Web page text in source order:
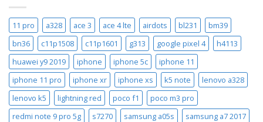
11 pro a328 ace 3 ace 4 lte airdots bl231
bm39
bn36
c11p1508 c11p1601 g313 google pixel 4
h4113
huawei y9 2019
iphone iphone 5c
iphone 11
iphone 11 pro
iphone xr iphone xs k5 note
lenovo a328
lenovo k5
lightning red poco f1
poco m3 pro
redmi note 9 pro 5g
s7270 samsung a05s
samsung a7 2017